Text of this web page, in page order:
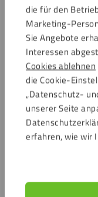
die für den
Marketing-
Sie Angebote
Interessen
Cookies ablehnen
die Cookie-
„Datenschutz-
unserer Seite
erfahren, wie wir